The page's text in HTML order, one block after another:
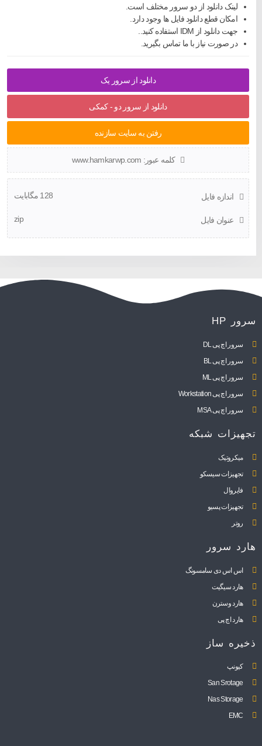
لینک دانلود از دو سرور مختلف است.
امکان قطع دانلود فایل ها وجود دارد.
جهت دانلود از IDM استفاده کنید..
در صورت نیاز با ما تماس بگیرید.
دانلود از سرور یک
دانلود از سرور دو - کمکی
رفتن به سایت سازنده
کلمه عبور: www.hamkarwp.com
اندازه فایل 128 مگابایت
عنوان فایل zip
سرور HP
سرور اچ پی DL
سرور اچ پی BL
سرور اچ پی ML
سرور اچ پی Workstation
سرور اچ پی MSA
تجهیزات شبکه
میکروتیک
تجهیزات سیسکو
فایروال
تجهیزات پسیو
روتر
هارد سرور
اس اس دی سامسونگ
هارد سیگیت
هارد وسترن
هارد اچ پی
ذخیره ساز
کیونپ
San Srotage
Nas Storage
EMC